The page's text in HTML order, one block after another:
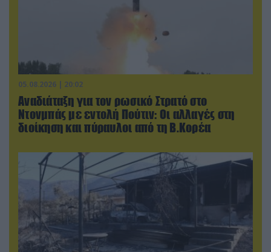
05.08.2026 | 20:02
Αναδιάταξη για τον ρωσικό Στρατό στο
Ντονμπάς με εντολή Πούτιν: Οι αλλαγές στη
διοίκηση και πύραυλοι από τη Β.Κορέα